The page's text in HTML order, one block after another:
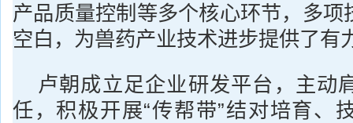
产品质量控制等多个核心环节，多项
空白，为兽药产业技术进步提供了有
卢朝成立足企业研发平台，主动
任，积极开展“传帮带”结对培育、